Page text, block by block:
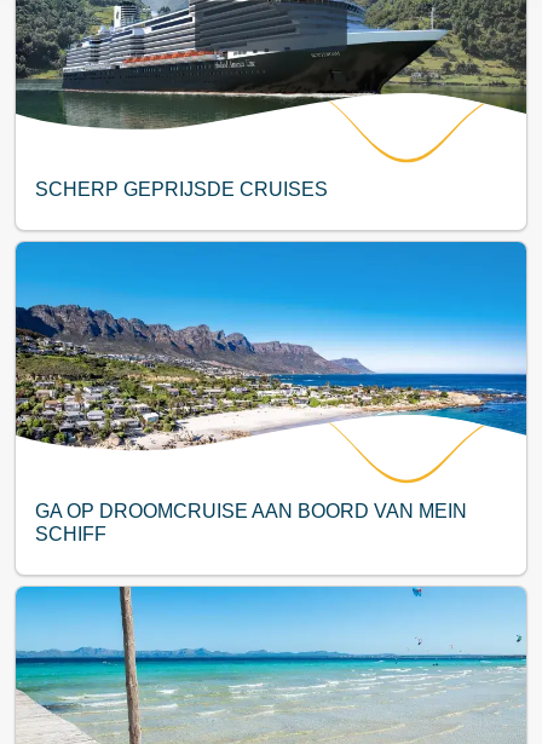
SCHERP GEPRIJSDE CRUISES
GA OP DROOMCRUISE AAN BOORD VAN MEIN
SCHIFF